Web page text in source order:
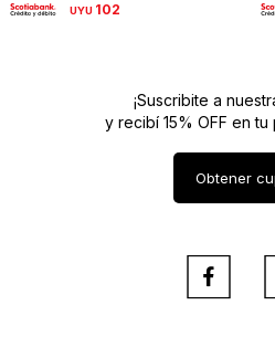
UYU 102
¡Suscribite a
y recibí 15% OFF en tu
Obtener
